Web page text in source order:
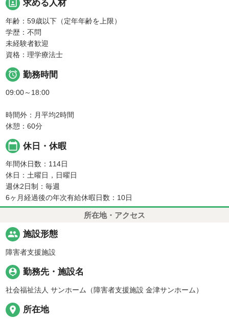
portrait 求める人材
年齢：59歳以下（定年年齢を上限）
学歴：不問
未経験者歓迎
資格：理学療法士
 勤務時間
09:00～18:00
時間外：月平均2時間
休憩：60分
calendar_today 休日・休暇
年間休日数：114日
休日：土曜日，日曜日
週休2日制：毎週
6ヶ月経過後の年次有給休暇日数：10日
所在地・アクセス
people 施設形態
障害者支援施設
person_pin 勤務先・施設名
社会福祉法人 サンホーム（障害者支援施設 金津サンホーム）
place 所在地